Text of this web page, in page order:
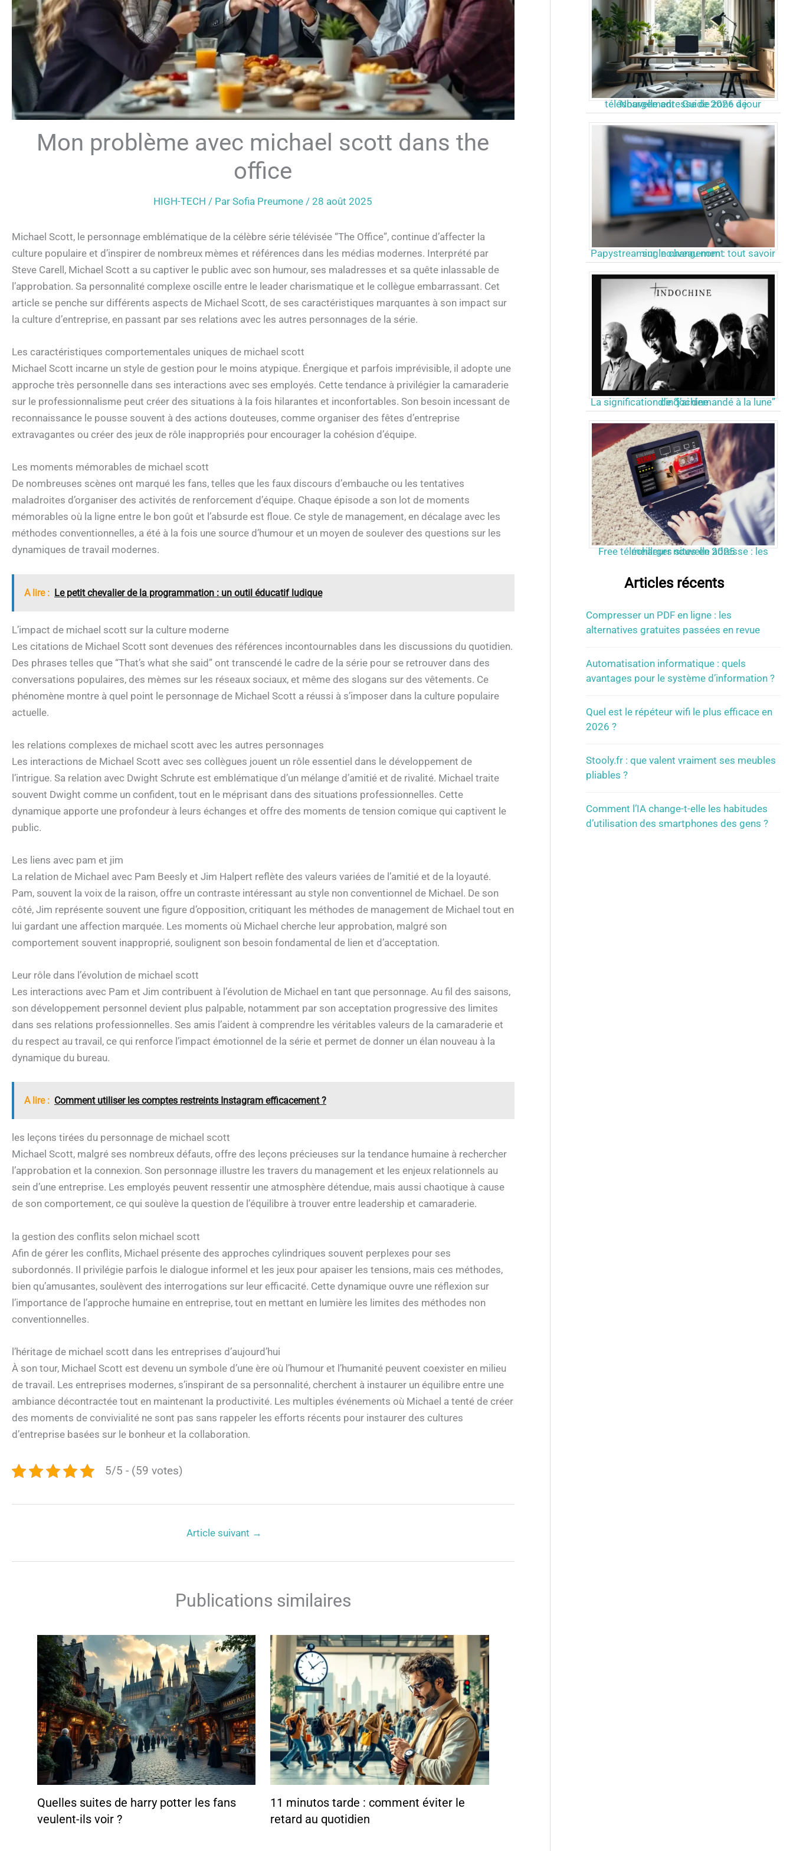
Mon problème avec michael scott dans the
office
HIGH-TECH / ParSofia Preumone/28 août 2025
Michael Scott, le personnage emblématique de la célèbre série télévisée “The Office”, continue d’affecter la
culture populaire et d’inspirer de nombreux mèmes et références dans les médias modernes. Interprété par
Steve Carell, Michael Scott a su captiver le public avec son humour, ses maladresses et sa quête inlassable de
l’approbation. Sa personnalité complexe oscille entre le leader charismatique et le collègue embarrassant. Cet
article se penche sur différents aspects de Michael Scott, de ses caractéristiques marquantes à son impact sur
la culture d’entreprise, en passant par ses relations avec les autres personnages de la série.
Les caractéristiques comportementales uniques de michael scott
Michael Scott incarne un style de gestion pour le moins atypique. Énergique et parfois imprévisible, il adopte une
approche très personnelle dans ses interactions avec ses employés. Cette tendance à privilégier la camaraderie
sur le professionnalisme peut créer des situations à la fois hilarantes et inconfortables. Son besoin incessant de
reconnaissance le pousse souvent à des actions douteuses, comme organiser des fêtes d’entreprise
extravagantes ou créer des jeux de rôle inappropriés pour encourager la cohésion d’équipe.
Les moments mémorables de michael scott
De nombreuses scènes ont marqué les fans, telles que les faux discours d’embauche ou les tentatives
maladroites d’organiser des activités de renforcement d’équipe. Chaque épisode a son lot de moments
mémorables où la ligne entre le bon goût et l’absurde est floue. Ce style de management, en décalage avec les
méthodes conventionnelles, a été à la fois une source d’humour et un moyen de soulever des questions sur les
dynamiques de travail modernes.
A lire : Le petit chevalier de la programmation : un outil éducatif ludique
L’impact de michael scott sur la culture moderne
Les citations de Michael Scott sont devenues des références incontournables dans les discussions du quotidien.
Des phrases telles que “That’s what she said” ont transcendé le cadre de la série pour se retrouver dans des
conversations populaires, des mèmes sur les réseaux sociaux, et même des slogans sur des vêtements. Ce
phénomène montre à quel point le personnage de Michael Scott a réussi à s’imposer dans la culture populaire
actuelle.
les relations complexes de michael scott avec les autres personnages
Les interactions de Michael Scott avec ses collègues jouent un rôle essentiel dans le développement de
l’intrigue. Sa relation avec Dwight Schrute est emblématique d’un mélange d’amitié et de rivalité. Michael traite
souvent Dwight comme un confident, tout en le méprisant dans des situations professionnelles. Cette
dynamique apporte une profondeur à leurs échanges et offre des moments de tension comique qui captivent le
public.
Les liens avec pam et jim
La relation de Michael avec Pam Beesly et Jim Halpert reflète des valeurs variées de l’amitié et de la loyauté.
Pam, souvent la voix de la raison, offre un contraste intéressant au style non conventionnel de Michael. De son
côté, Jim représente souvent une figure d’opposition, critiquant les méthodes de management de Michael tout en
lui gardant une affection marquée. Les moments où Michael cherche leur approbation, malgré son
comportement souvent inapproprié, soulignent son besoin fondamental de lien et d’acceptation.
Leur rôle dans l’évolution de michael scott
Les interactions avec Pam et Jim contribuent à l’évolution de Michael en tant que personnage. Au fil des saisons,
son développement personnel devient plus palpable, notamment par son acceptation progressive des limites
dans ses relations professionnelles. Ses amis l’aident à comprendre les véritables valeurs de la camaraderie et
du respect au travail, ce qui renforce l’impact émotionnel de la série et permet de donner un élan nouveau à la
dynamique du bureau.
A lire : Comment utiliser les comptes restreints Instagram efficacement ?
les leçons tirées du personnage de michael scott
Michael Scott, malgré ses nombreux défauts, offre des leçons précieuses sur la tendance humaine à rechercher
l’approbation et la connexion. Son personnage illustre les travers du management et les enjeux relationnels au
sein d’une entreprise. Les employés peuvent ressentir une atmosphère détendue, mais aussi chaotique à cause
de son comportement, ce qui soulève la question de l’équilibre à trouver entre leadership et camaraderie.
la gestion des conflits selon michael scott
Afin de gérer les conflits, Michael présente des approches cylindriques souvent perplexes pour ses
subordonnés. Il privilégie parfois le dialogue informel et les jeux pour apaiser les tensions, mais ces méthodes,
bien qu’amusantes, soulèvent des interrogations sur leur efficacité. Cette dynamique ouvre une réflexion sur
l’importance de l’approche humaine en entreprise, tout en mettant en lumière les limites des méthodes non
conventionnelles.
l’héritage de michael scott dans les entreprises d’aujourd’hui
À son tour, Michael Scott est devenu un symbole d’une ère où l’humour et l’humanité peuvent coexister en milieu
de travail. Les entreprises modernes, s’inspirant de sa personnalité, cherchent à instaurer un équilibre entre une
ambiance décontractée tout en maintenant la productivité. Les multiples événements où Michael a tenté de créer
des moments de convivialité ne sont pas sans rappeler les efforts récents pour instaurer des cultures
d’entreprise basées sur le bonheur et la collaboration.
5/5 - (59 votes)
Article suivant →
Publications similaires
Quelles suites de harry potter les fans
veulent-ils voir ?
11 minutos tarde : comment éviter le
retard au quotidien
Nouvelle adresse de zone de téléchargement : Guide 2026 à jour
Papystreaming nouveau nom : tout savoir sur le changement
La signification de “j’ai demandé à la lune” d’indochine
Free télécharger nouvelle adresse : les meilleurs sites en 2025
Articles récents
Compresser un PDF en ligne : les
alternatives gratuites passées en revue
Automatisation informatique : quels
avantages pour le système d’information ?
Quel est le répéteur wifi le plus efficace en
2026 ?
Stooly.fr : que valent vraiment ses meubles
pliables ?
Comment l’IA change-t-elle les habitudes
d’utilisation des smartphones des gens ?